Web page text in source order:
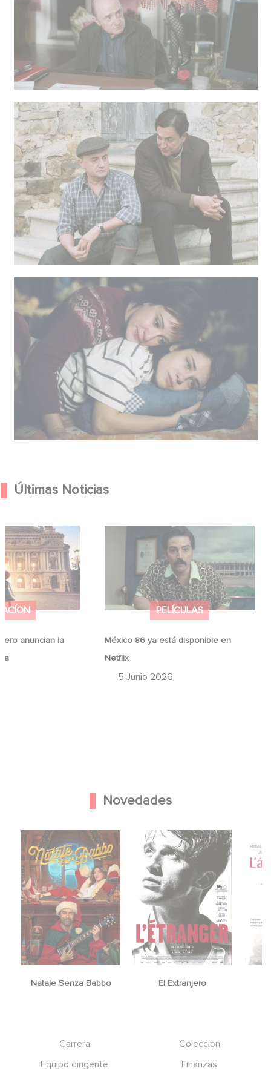
Últimas Noticias
anuncian la
anuncian la
PELÍCULAS
México 86 ya está disponible en
Netflix
5 Junio 2026
México 86 ya está disponible en
Novedades
Natale Senza Babbo El Extranjero
Carrera
Coleccion
Equipo dirigente
Finanzas